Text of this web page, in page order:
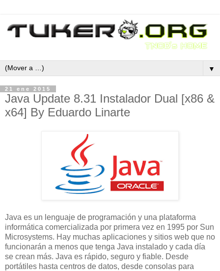
▼
21 ene 2015
Java Update 8.31 Instalador Dual [x86 &
x64] By Eduardo Linarte
Java es un lenguaje de programación y una plataforma
informática comercializada por primera vez en 1995 por Sun
Microsystems. Hay muchas aplicaciones y sitios web que no
funcionarán a menos que tenga Java instalado y cada día
se crean más. Java es rápido, seguro y fiable. Desde
portátiles hasta centros de datos, desde consolas para